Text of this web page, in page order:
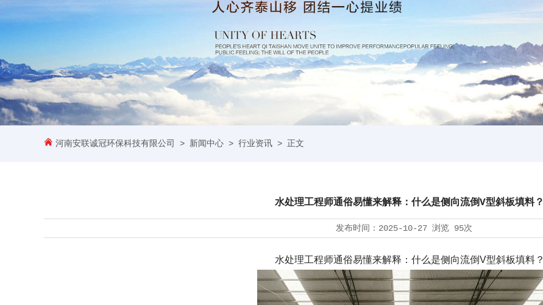
河南安联诚冠环保科技有限公司 > 新闻中心 > 行业资讯 > 正文
水处理工程师通俗易懂来解释：什么是侧向流倒V型斜板填料？
发布时间： 2025-10-27 浏览 95次
水处理工程师通俗易懂来解释：什么是侧向流倒V型斜板填料？